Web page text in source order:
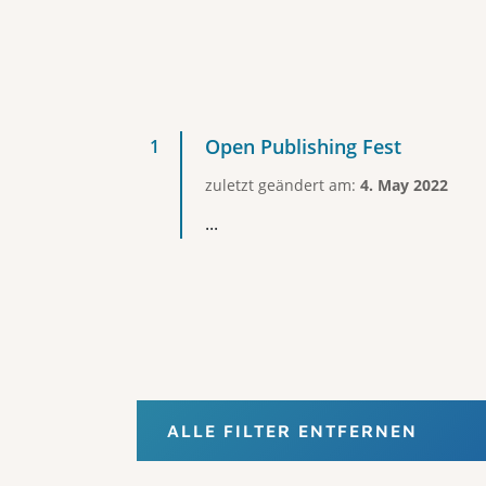
Open Publishing Fest
zuletzt geändert am: 4. May 2022
...
ALLE FILTER ENTFERNEN